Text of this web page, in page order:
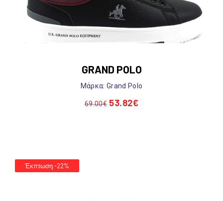
GRAND POLO
Mάρκα: Grand Polo
69.00€ 53.82€
Έκπτωση -22%